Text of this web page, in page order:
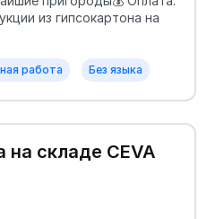
из гипсокартона на
работа Без языка
на складе CEVA